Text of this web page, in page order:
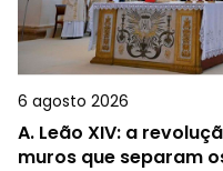
6 agosto 2026
A. Leão XIV: a
muros que separam